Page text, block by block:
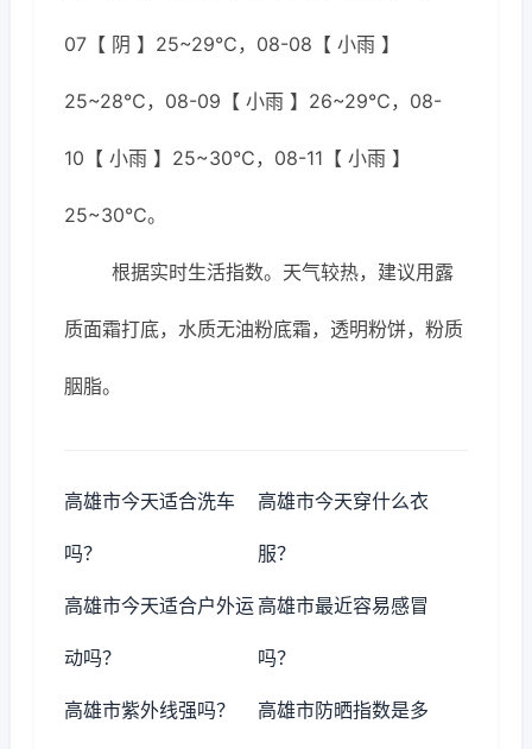
07【 阴 】25~29℃，08-08【 小雨 】
25~28℃，08-09【 小雨 】26~29℃，08-
10【 小雨 】25~30℃，08-11【 小雨 】
25~30℃。
根据实时生活指数。天气较热，建议用露
质面霜打底，水质无油粉底霜，透明粉饼，粉质
胭脂。
高雄市今天适合洗车
吗？
高雄市今天穿什么衣
服？
高雄市今天适合户外运
动吗？
高雄市最近容易感冒
吗？
高雄市紫外线强吗？ 高雄市防晒指数是多